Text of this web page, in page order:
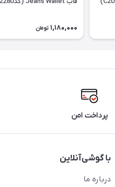
1,180,000 تومان
پرداخت امن
با گوشی‌آنلاین
درباره ما